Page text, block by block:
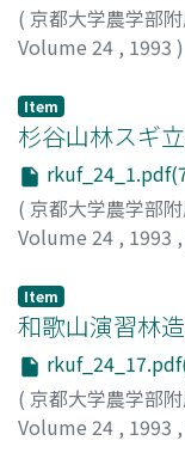
( 京都大学農学部
Volume 24 , 1993 )
Item
杉谷山林スギ
( 京都大学農学部
Volume 24 , 1993 ,
Item
和歌山演習林
( 京都大学農学部
Volume 24 , 1993 ,